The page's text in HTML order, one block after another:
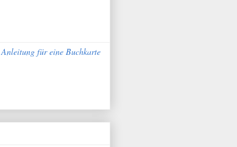
Anleitung für eine Buchkarte